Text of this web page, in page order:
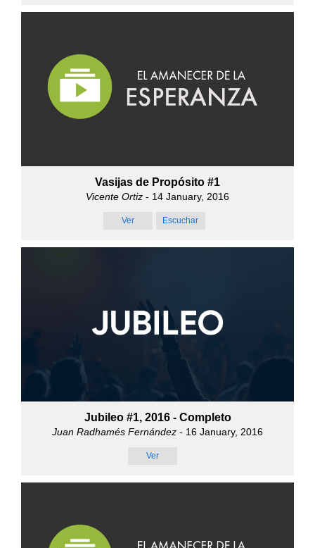
Vasijas de Propósito #1
Vicente Ortiz - 14 January, 2016
Ver Escuchar
Jubileo #1, 2016 - Completo
Juan Radhamés Fernández - 16 January, 2016
Ver